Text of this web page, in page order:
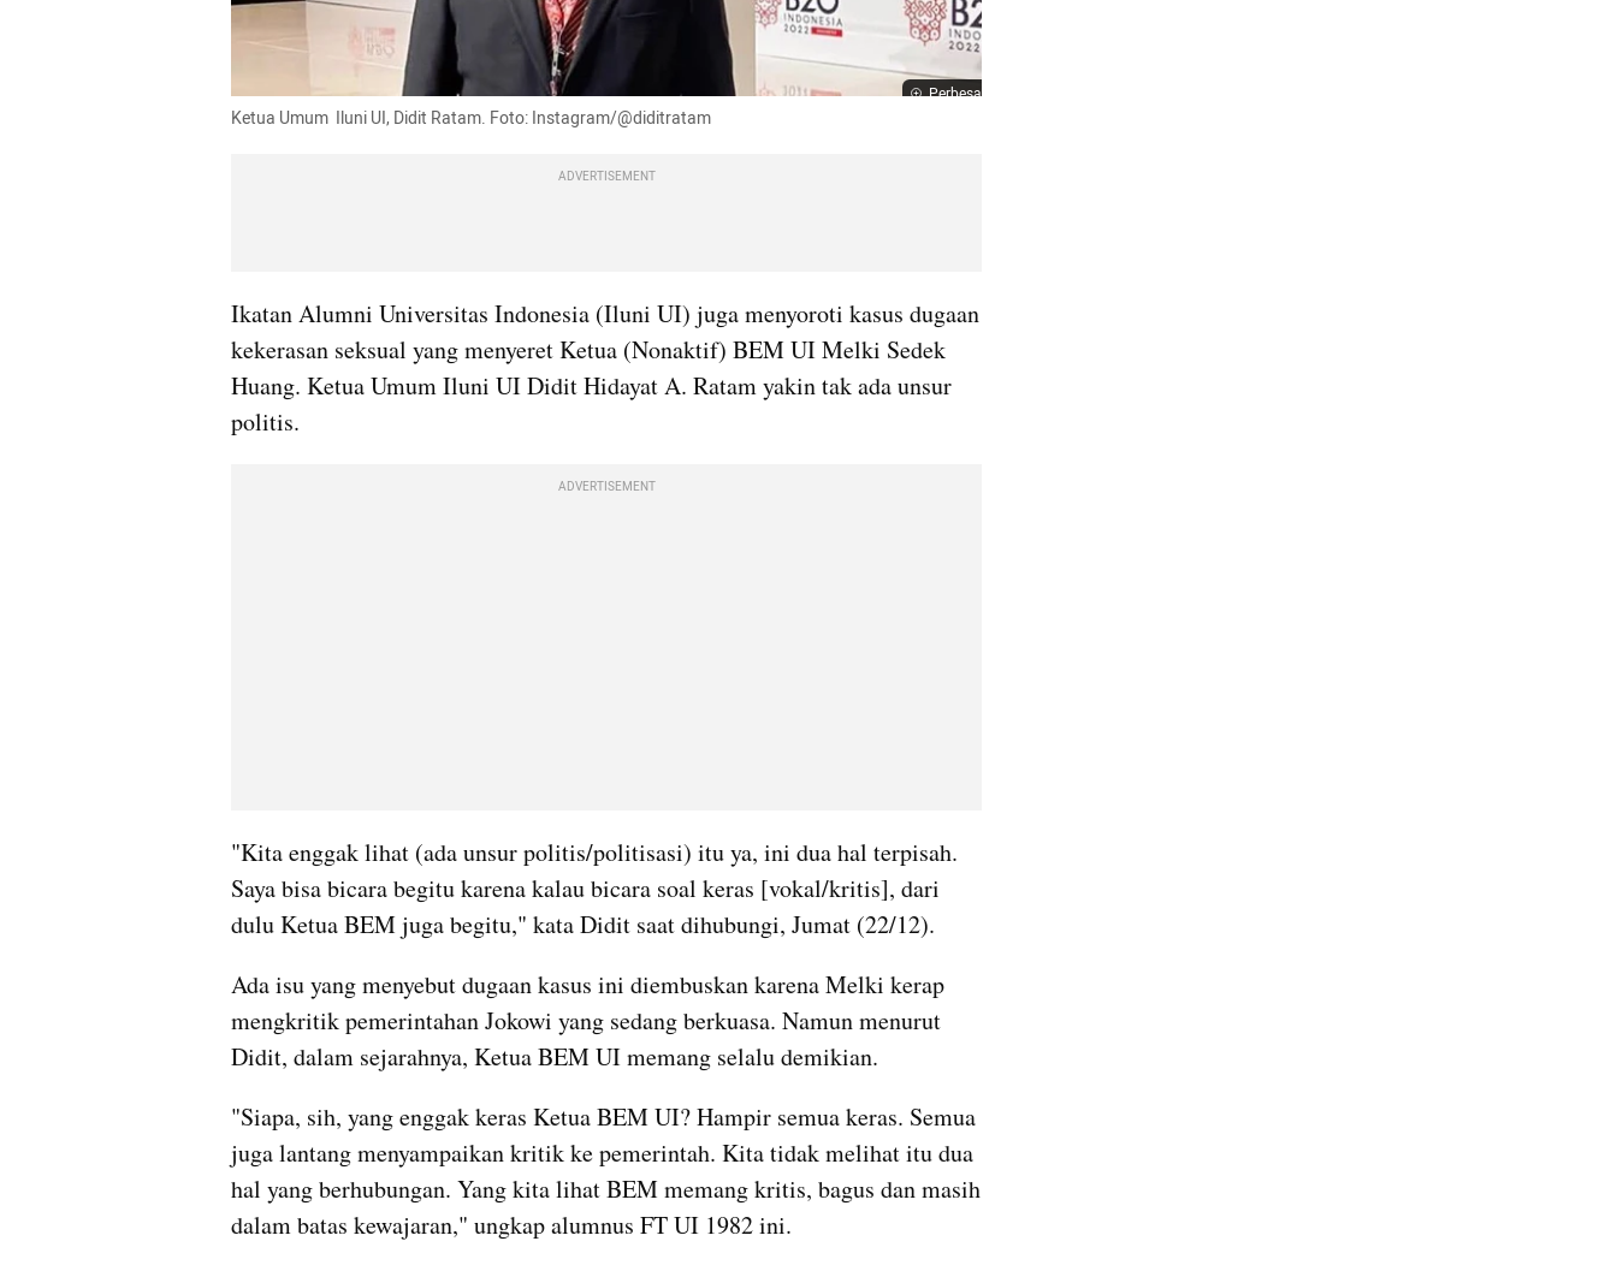
Perbesar
Ketua Umum  Iluni UI, Didit Ratam. Foto: Instagram/@diditratam
ADVERTISEMENT
Ikatan Alumni Universitas Indonesia (Iluni UI) juga menyoroti kasus dugaan
kekerasan seksual yang menyeret Ketua (Nonaktif) BEM UI Melki Sedek
Huang. Ketua Umum Iluni UI Didit Hidayat A. Ratam yakin tak ada unsur
politis.
ADVERTISEMENT
"Kita enggak lihat (ada unsur politis/politisasi) itu ya, ini dua hal terpisah.
Saya bisa bicara begitu karena kalau bicara soal keras [vokal/kritis], dari
dulu Ketua BEM juga begitu," kata Didit saat dihubungi, Jumat (22/12).
Ada isu yang menyebut dugaan kasus ini diembuskan karena Melki kerap
mengkritik pemerintahan Jokowi yang sedang berkuasa. Namun menurut
Didit, dalam sejarahnya, Ketua BEM UI memang selalu demikian.
"Siapa, sih, yang enggak keras Ketua BEM UI? Hampir semua keras. Semua
juga lantang menyampaikan kritik ke pemerintah. Kita tidak melihat itu dua
hal yang berhubungan. Yang kita lihat BEM memang kritis, bagus dan masih
dalam batas kewajaran," ungkap alumnus FT UI 1982 ini.